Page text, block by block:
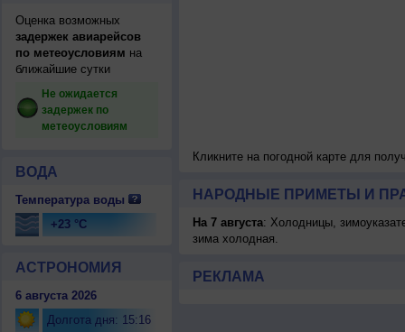
Оценка возможных
задержек авиарейсов
по метеоусловиям на
ближайшие сутки
Не ожидается
задержек по
метеоусловиям
ВОДА
Температура воды
+23 °C
АСТРОНОМИЯ
6 августа 2026
Долгота дня: 15:16
Кликните на погодной карте для
НАРОДНЫЕ ПРИМЕТЫ И
На 7 августа: Холодницы,
зима холодная.
РЕКЛАМА